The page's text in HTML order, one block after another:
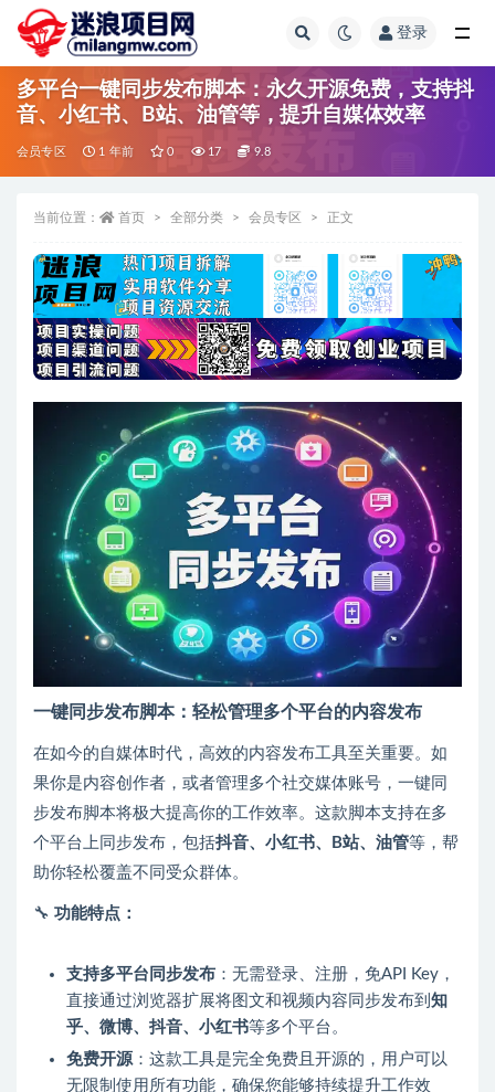
登录
多平台一键同步发布脚本：永久开源免费，支持抖
音、小红书、B站、油管等，提升自媒体效率
会员专区 1 年前 0 17 9.8
当前位置： 首页 全部分类 会员专区 正文
一键同步发布脚本：轻松管理多个平台的内容发布
在如今的自媒体时代，高效的内容发布工具至关重要。如
果你是内容创作者，或者管理多个社交媒体账号，一键同
步发布脚本将极大提高你的工作效率。这款脚本支持在多
个平台上同步发布，包括抖音、小红书、B站、油管等，帮
助你轻松覆盖不同受众群体。
🔧 功能特点：
支持多平台同步发布 ：无需登录、注册，免API Key，
直接通过浏览器扩展将图文和视频内容同步发布到 知
乎、微博、抖音、小红书等多个平台。
免费开源：这款工具是完全免费且开源的，用户可以
无限制使用所有功能，确保您能够持续提升工作效
全部